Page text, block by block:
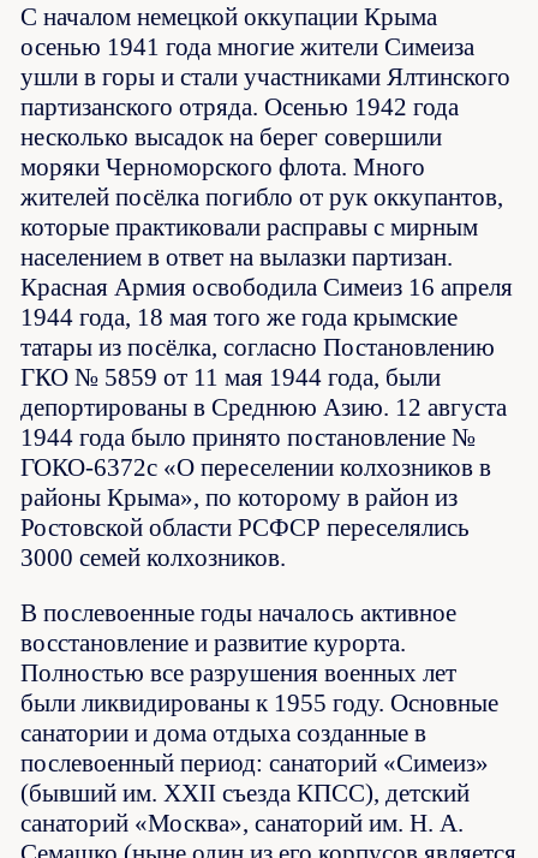
С началом немецкой оккупации Крыма
осенью 1941 года многие жители Симеиза
ушли в горы и стали участниками Ялтинского
партизанского отряда. Осенью 1942 года
несколько высадок на берег совершили
моряки Черноморского флота. Много
жителей посёлка погибло от рук оккупантов,
которые практиковали расправы с мирным
населением в ответ на вылазки партизан.
Красная Армия освободила Симеиз 16 апреля
1944 года, 18 мая того же года крымские
татары из посёлка, согласно Постановлению
ГКО № 5859 от 11 мая 1944 года, были
депортированы в Среднюю Азию. 12 августа
1944 года было принято постановление №
ГОКО-6372с «О переселении колхозников в
районы Крыма», по которому в район из
Ростовской области РСФСР переселялись
3000 семей колхозников.
В послевоенные годы началось активное
восстановление и развитие курорта.
Полностью все разрушения военных лет
были ликвидированы к 1955 году. Основные
санатории и дома отдыха созданные в
послевоенный период: санаторий «Симеиз»
(бывший им. XXII съезда КПСС), детский
санаторий «Москва», санаторий им. Н. А.